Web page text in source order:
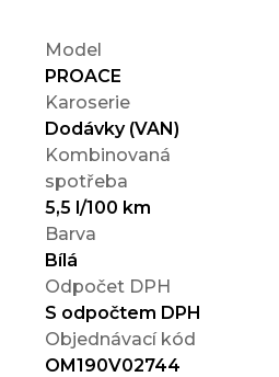
Model
PROACE
Karoserie
Dodávky (VAN)
Kombinovaná
spotřeba
5,5 l/100 km
Barva
Bílá
Odpočet DPH
S odpočtem DPH
Objednávací kód
OM190V02744